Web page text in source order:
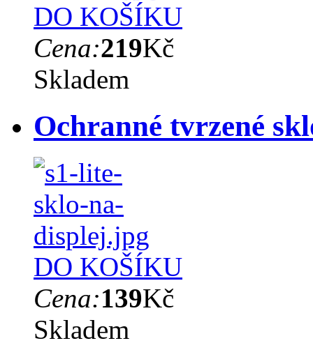
DO KOŠÍKU
Cena:219Kč
Skladem
Ochranné tvrzené
DO KOŠÍKU
Cena:139Kč
Skladem